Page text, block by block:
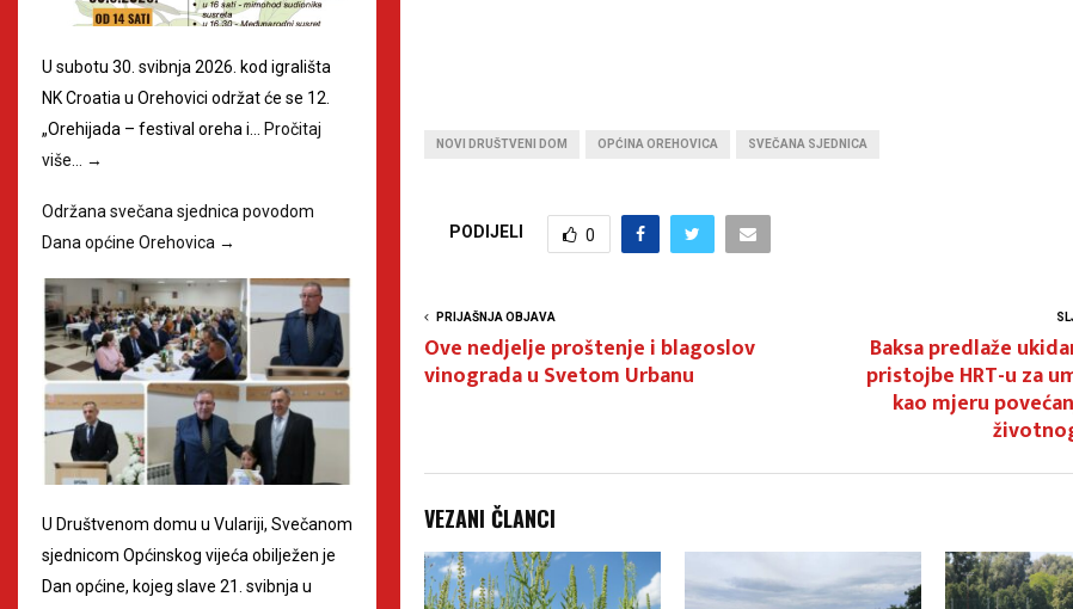
NOVI DRUŠTVENI DOM OPĆINA OREHOVICA SVEČANA SJEDNICA
PODIJELI 0
PRIJAŠNJA OBJAVA
Ove nedjelje proštenje i blagoslov
vinograda u Svetom Urbanu
Baksa predlaže
pristojbe HRT-u za
kao mjeru
VEZANI ČLANCI
U subotu 30. svibnja 2026. kod igrališta
NK Croatia u Orehovici održat će se 12.
„Orehijada – festival oreha i…
Pročitaj
više…
→
Održana svečana sjednica povodom
Dana općine Orehovica →
U Društvenom domu u Vulariji, Svečanom
sjednicom Općinskog vijeća obilježen je
Dan općine, kojeg slave 21. svibnja u